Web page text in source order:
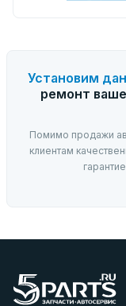
Установим
ремонт
Помимо продажи
клиентам